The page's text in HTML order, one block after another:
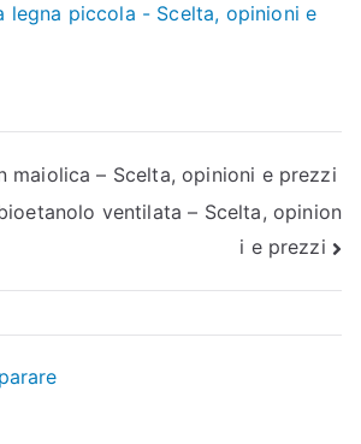
legna piccola - Scelta, opinioni e
maiolica – Scelta, opinioni e prezzi
ventilata – Scelta, opinion
i e prezzi